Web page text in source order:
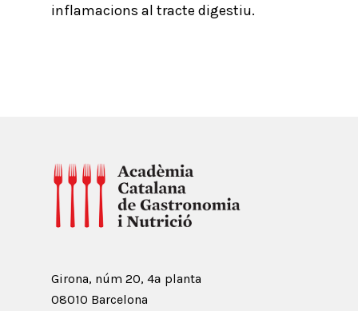
inflamacions al tracte digestiu.
Girona, núm 20, 4ª planta
08010 Barcelona